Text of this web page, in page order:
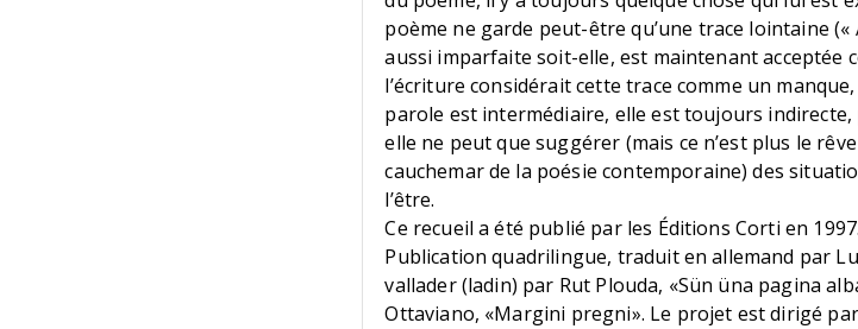
poème ne garde peut-être qu’une trace lointaine («
aussi imparfaite soit-elle, est maintenant acceptée
l’écriture considérait cette trace comme un
parole est intermédiaire, elle est toujours
elle ne peut que suggérer (mais ce n’est plus le
cauchemar de la poésie contemporaine) des
l’être.
Ce recueil a été publié par les Éditions Corti en 1997.
Publication quadrilingue, traduit en allemand par
vallader (ladin) par Rut Plouda, «Sün üna pagina
Ottaviano, «Margini pregni». Le projet est dirigé